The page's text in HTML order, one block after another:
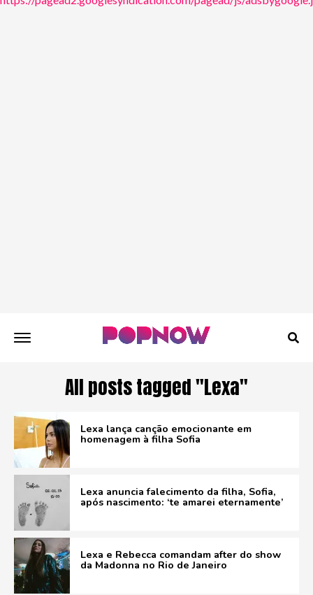
All posts tagged "Lexa"
Lexa lança canção emocionante em
homenagem à filha Sofia
Lexa anuncia falecimento da filha, Sofia,
após nascimento: ‘te amarei eternamente’
Lexa e Rebecca comandam after do show
da Madonna no Rio de Janeiro